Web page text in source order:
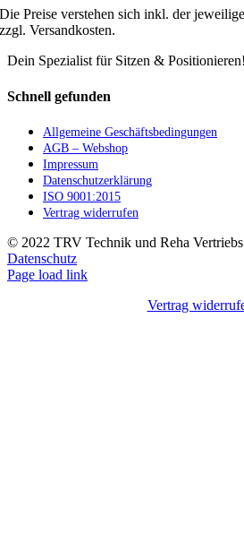
Die
Optionen
auf
Die Preise verstehen sich inkl. der
zzgl. Versandkosten.
Dein Spezialist für Sitzen & Positionieren!
Schnell gefunden
Allgemeine Geschäftsbedingungen
AGB – Webshop
Impressum
Datenschutzerklärung
ISO 9001:2015
Vertrag widerrufen
© 2022 TRV Technik und Reha
Datenschutz
Facebook
Instagram
E-
Page load link
Vertrag